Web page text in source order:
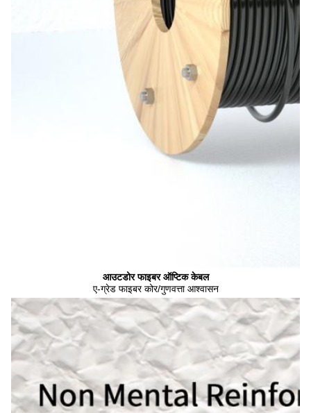
आउटडोर फाइबर ऑप्टिक केबल
ए-ग्रेड फाइबर कोर/गुणवत्ता आश्वासन